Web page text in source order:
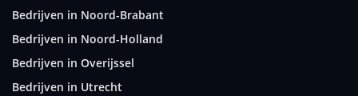
Bedrijven in Noord-Brabant
Bedrijven in Noord-Holland
Bedrijven in Overijssel
Bedrijven in Utrecht